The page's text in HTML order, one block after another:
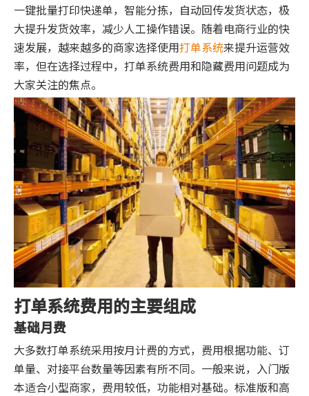
一键批量打印快递单，智能分拣，自动回传发货状态，极
大提升发货效率，减少人工操作错误。随着电商行业的快
速发展，越来越多的商家选择使用打单系统来提升运营效
率，但在选择过程中，打单系统费用和隐藏费用问题成为
大家关注的焦点。
打单系统费用的主要组成
基础月费
大多数打单系统采用按月计费的方式，费用根据功能、订
单量、对接平台数量等因素有所不同。一般来说，入门版
本适合小型商家，费用较低，功能相对基础。标准版和高